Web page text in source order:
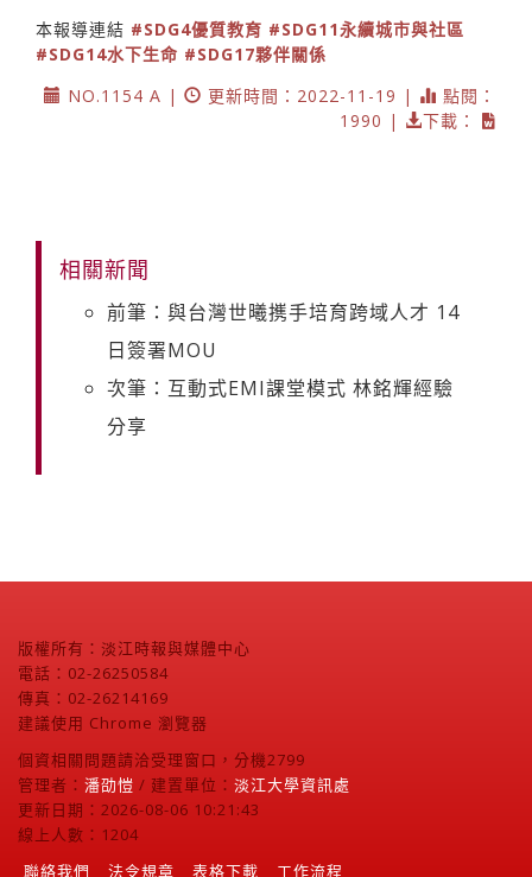
本報導連結 #SDG4優質教育 #SDG11永續城市與社區
#SDG14水下生命 #SDG17夥伴關係
NO.1154 A |
更新時間：2022-11-19 |
點閱：
1990 |
下載：
相關新聞
前筆：與台灣世曦㩗手培育跨域人才 14
日簽署MOU
次筆：互動式EMI課堂模式 林銘輝經驗
分享
版權所有：淡江時報與媒體中心
電話：02-26250584
傳真：02-26214169
建議使用 Chrome 瀏覽器
個資相關問題請洽受理窗口，分機2799
管理者： 潘劭愷 / 建置單位： 淡江大學資訊處
更新日期：2026-08-06 10:21:43
線上人數：1204
聯絡我們
法令規章 表格下載 工作流程